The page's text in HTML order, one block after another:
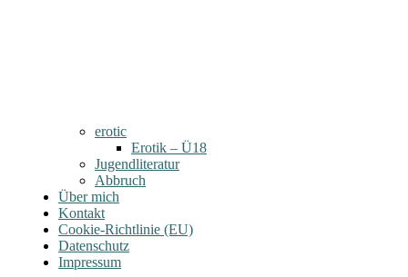
erotic
Erotik – Ü18
Jugendliteratur
Abbruch
Über mich
Kontakt
Cookie-Richtlinie (EU)
Datenschutz
Impressum